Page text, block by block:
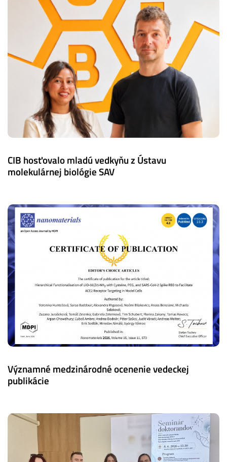
CIB hosťovalo mladú vedkyňu z Ústavu
molekulárnej biológie SAV
Významné medzinárodné ocenenie vedeckej
publikácie